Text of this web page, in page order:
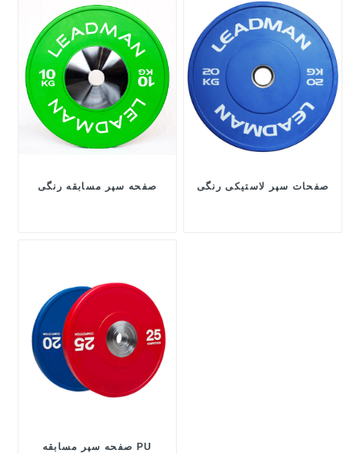
صفحه سپر مسابقه رنگی صفحات سپر لاستیکی رنگی
صفحه سپر مسابقه PU